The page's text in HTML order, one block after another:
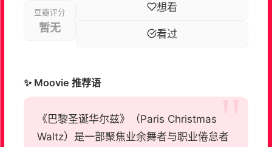
豆瓣评分
暂无
想看
看过
✨ Moovie 推荐语
《巴黎圣诞华尔兹》（Paris Christmas
Waltz）是一部聚焦业余舞者与职业倦怠者